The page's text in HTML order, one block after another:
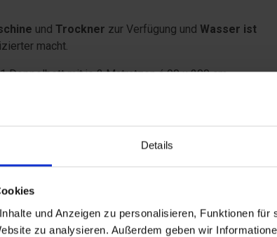
Details
und Anzeigen zu personalisieren, Funktionen für
zu analysieren. Außerdem geben wir
und Trockner zur Verfügung und Wasser ist
macht.
Doppelbett mit je 2 Matratzen á 90 x 200 cm.
1 – Schaukel, Sandkasten & teilweise
die Ruhe und frische Nordseeluft genießen
spielen, kannst du es dir draußen bequem